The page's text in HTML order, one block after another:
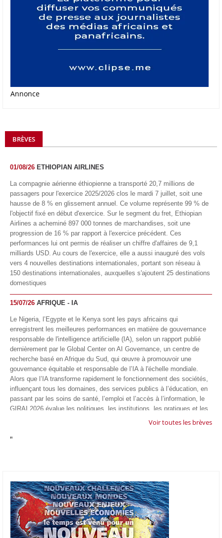
Annonce
BRÈVES
01/08/26 ETHIOPIAN AIRLINES
La compagnie aérienne éthiopienne a transporté 20,7 millions de
passagers pour l'exercice 2025/2026 clos le mardi 7 juillet, soit une
hausse de 8 % en glissement annuel. Ce volume représente 99 % de
l'objectif fixé en début d'exercice. Sur le segment du fret, Ethiopian
Airlines a acheminé 897 000 tonnes de marchandises, soit une
progression de 16 % par rapport à l'exercice précédent. Ces
performances lui ont permis de réaliser un chiffre d'affaires de 9,1
milliards USD. Au cours de l'exercice, elle a aussi inauguré des vols
vers 4 nouvelles destinations internationales, portant son réseau à
150 destinations internationales, auxquelles s'ajoutent 25 destinations
domestiques
15/07/26 AFRIQUE - IA
Le Nigeria, l’Egypte et le Kenya sont les pays africains qui
enregistrent les meilleures performances en matière de gouvernance
responsable de l'intelligence artificielle (IA), selon un rapport publié
dernièrement par le Global Center on AI Governance, un centre de
recherche basé en Afrique du Sud, qui œuvre à promouvoir une
gouvernance équitable et responsable de l’IA à l'échelle mondiale.
Alors que l’IA transforme rapidement le fonctionnement des sociétés,
influençant tous les domaines, des services publics à l’éducation, en
passant par les soins de santé, l’emploi et l’accès à l’information, le
GIRAI 2026 évalue les politiques, les institutions, les pratiques et les
conditions générales de gouvernance qui favorisent un déploiement
technologie.
appliquée d'Afrique à À Accra, au Ghana. L'annonce a été faite
mercredi 1er juillet lors du premier Google Cloud Summit du groupe
américain, qui a également indiqué avoir dépassé son objectif
d'investir un milliard de dollars sur le continent en cinq ans. Baptisée
Google Africa Applied AI Lab, la structure sera hébergée à l'AI
Community Centre d'Accra. Elle associera des fondateurs de start-up
Voir toutes les brèves
"